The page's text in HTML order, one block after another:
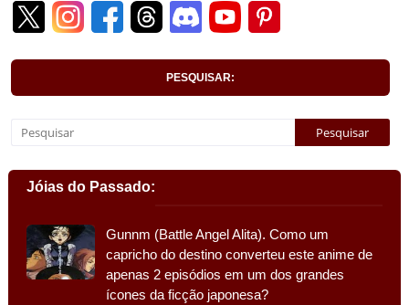
PESQUISAR:
Jóias do Passado:
Gunnm (Battle Angel Alita). Como um
capricho do destino converteu este anime de
apenas 2 episódios em um dos grandes
ícones da ficção japonesa?